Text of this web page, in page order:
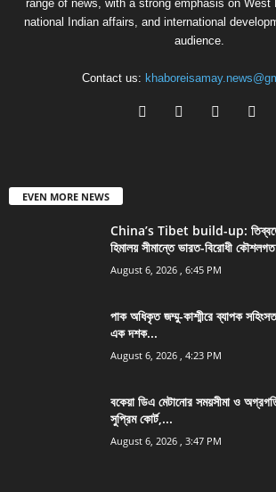
range of news, with a strong emphasis on West
national Indian affairs, and international
audience.
Contact us:
EVEN MORE NEWS
China’s Tibet build-up: তিব্বতে
হিমালয় সীমান্তে ভারত-বিরোধী
August 6, 2026 , 6:45 PM
পাক অধিকৃত জম্মু-কাশ্মীরে ব্যাপক
এক দশক...
August 6, 2026 , 4:23 PM
বকেয়া ডিএ মেটানোর সময়সীমা ও
সুপ্রিম কোর্ট,...
August 6, 2026 , 3:47 PM